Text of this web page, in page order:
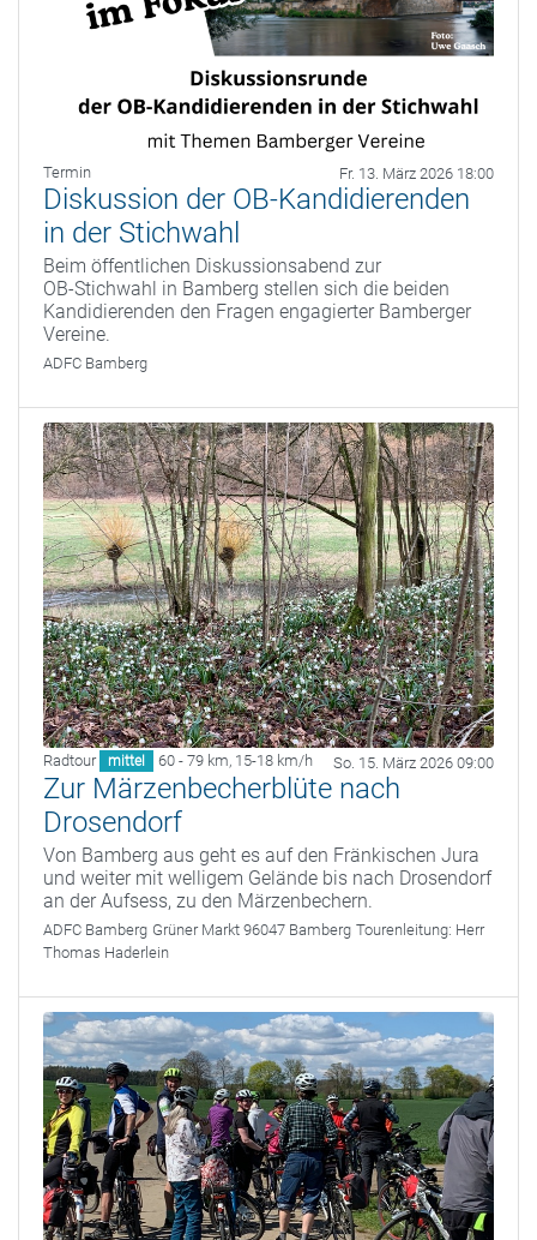
Termin Fr. 13. März 2026 18:00
Diskussion der OB-Kandidierenden
in der Stichwahl
Beim öffentlichen Diskussionsabend zur
OB‑Stichwahl in Bamberg stellen sich die beiden
Kandidierenden den Fragen engagierter Bamberger
Vereine.
ADFC Bamberg
Radtour mittel 60 - 79 km, 15-18 km/h So. 15. März 2026 09:00
Zur Märzenbecherblüte nach
Drosendorf
Von Bamberg aus geht es auf den Fränkischen Jura
und weiter mit welligem Gelände bis nach Drosendorf
an der Aufsess, zu den Märzenbechern.
ADFC Bamberg Grüner Markt 96047 Bamberg Tourenleitung: Herr
Thomas Haderlein